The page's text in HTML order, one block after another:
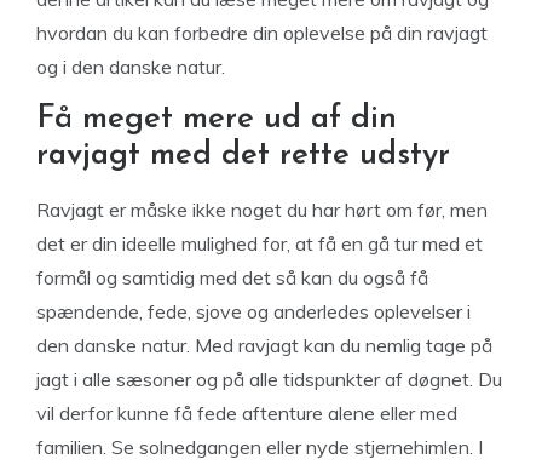
hvordan du kan forbedre din oplevelse på din ravjagt
og i den danske natur.
Få meget mere ud af din
ravjagt med det rette udstyr
Ravjagt er måske ikke noget du har hørt om før, men
det er din ideelle mulighed for, at få en gå tur med et
formål og samtidig med det så kan du også få
spændende, fede, sjove og anderledes oplevelser i
den danske natur. Med ravjagt kan du nemlig tage på
jagt i alle sæsoner og på alle tidspunkter af døgnet. Du
vil derfor kunne få fede aftenture alene eller med
familien. Se solnedgangen eller nyde stjernehimlen. I